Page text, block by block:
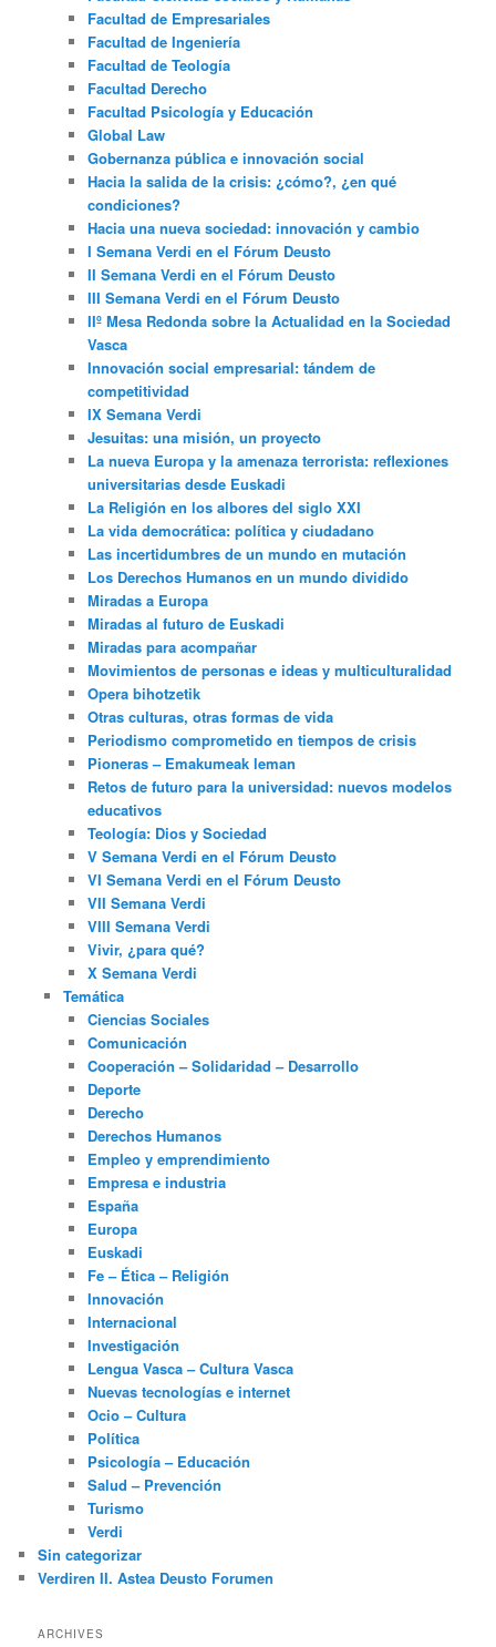
Facultad de Empresariales
Facultad de Ingeniería
Facultad de Teología
Facultad Derecho
Facultad Psicología y Educación
Global Law
Gobernanza pública e innovación social
Hacia la salida de la crisis: ¿cómo?, ¿en qué
condiciones?
Hacia una nueva sociedad: innovación y cambio
I Semana Verdi en el Fórum Deusto
II Semana Verdi en el Fórum Deusto
III Semana Verdi en el Fórum Deusto
IIº Mesa Redonda sobre la Actualidad en la Sociedad
Vasca
Innovación social empresarial: tándem de
competitividad
IX Semana Verdi
Jesuitas: una misión, un proyecto
La nueva Europa y la amenaza terrorista: reflexiones
universitarias desde Euskadi
La Religión en los albores del siglo XXI
La vida democrática: política y ciudadano
Las incertidumbres de un mundo en mutación
Los Derechos Humanos en un mundo dividido
Miradas a Europa
Miradas al futuro de Euskadi
Miradas para acompañar
Movimientos de personas e ideas y multiculturalidad
Opera bihotzetik
Otras culturas, otras formas de vida
Periodismo comprometido en tiempos de crisis
Pioneras – Emakumeak leman
Retos de futuro para la universidad: nuevos modelos
educativos
Teología: Dios y Sociedad
V Semana Verdi en el Fórum Deusto
VI Semana Verdi en el Fórum Deusto
VII Semana Verdi
VIII Semana Verdi
Vivir, ¿para qué?
X Semana Verdi
Temática
Ciencias Sociales
Comunicación
Cooperación – Solidaridad – Desarrollo
Deporte
Derecho
Derechos Humanos
Empleo y emprendimiento
Empresa e industria
España
Europa
Euskadi
Fe – Ética – Religión
Innovación
Internacional
Investigación
Lengua Vasca – Cultura Vasca
Nuevas tecnologías e internet
Ocio – Cultura
Política
Psicología – Educación
Salud – Prevención
Turismo
Verdi
Sin categorizar
Verdiren II. Astea Deusto Forumen
ARCHIVES